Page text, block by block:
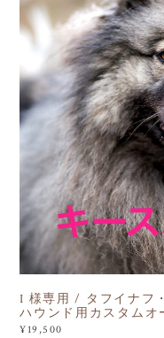
I 様専用 / タフイナフ
ハウンド用カスタムオ
¥19,500